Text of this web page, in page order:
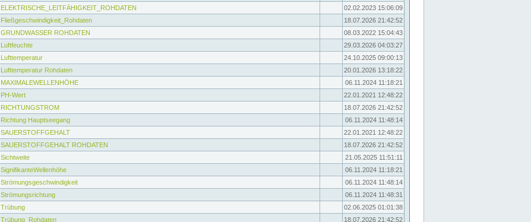
ELEKTRISCHE_LEITFÄHIGKEIT_ROHDATEN
02.02.2023 15:06:09
Fließgeschwindigkeit_Rohdaten
18.07.2026 21:42:52
GRUNDWASSER ROHDATEN
08.03.2022 15:04:43
Luftfeuchte
29.03.2026 04:03:27
Lufttemperatur
24.10.2025 09:00:13
Lufttemperatur Rohdaten
20.01.2026 13:18:22
MAXIMALEWELLENHÖHE
06.11.2024 11:18:21
PH-Wert
22.01.2021 12:48:22
RICHTUNGSTROM
18.07.2026 21:42:52
Richtung Hauptseegang
06.11.2024 11:48:14
SAUERSTOFFGEHALT
22.01.2021 12:48:22
SAUERSTOFFGEHALT ROHDATEN
18.07.2026 21:42:52
Sichtweite
21.05.2025 11:51:11
SignifikanteWellenhöhe
06.11.2024 11:18:21
Strömungsgeschwindigkeit
06.11.2024 11:48:14
Strömungsrichtung
06.11.2024 11:48:31
Trübung
02.06.2025 01:01:38
Trübung_Rohdaten
18.07.2026 21:42:52